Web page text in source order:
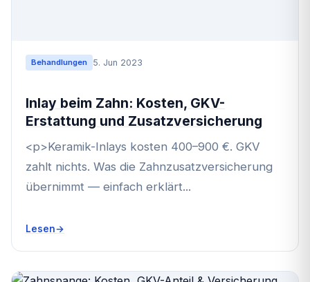
Behandlungen 5. Jun 2023
Inlay beim Zahn: Kosten, GKV-
Erstattung und Zusatzversicherung
<p>Keramik-Inlays kosten 400–900 €. GKV
zahlt nichts. Was die Zahnzusatzversicherung
übernimmt — einfach erklärt...
Lesen